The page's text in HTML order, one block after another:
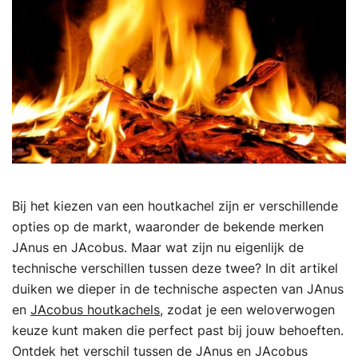
Bij het kiezen van een houtkachel zijn er verschillende
opties op de markt, waaronder de bekende merken
JAnus en JAcobus. Maar wat zijn nu eigenlijk de
technische verschillen tussen deze twee? In dit artikel
duiken we dieper in de technische aspecten van JAnus
en JAcobus houtkachels, zodat je een weloverwogen
keuze kunt maken die perfect past bij jouw behoeften.
Ontdek het verschil tussen de JAnus en JAcobus